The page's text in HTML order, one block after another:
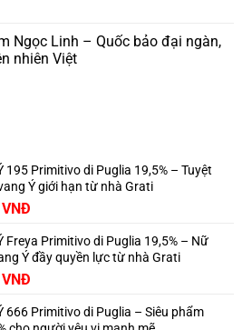
Ngọc Linh – Quốc bảo đại ngàn,
nhiên Việt
195 Primitivo di Puglia 19,5% – Tuyệt
Ý giới hạn từ nhà Grati
VNĐ
Freya Primitivo di Puglia 19,5% – Nữ
Ý đầy quyền lực từ nhà Grati
VNĐ
666 Primitivo di Puglia – Siêu phẩm